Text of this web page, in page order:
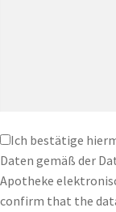
Ich bestätige
Daten gemäß der
Apotheke
confirm that the